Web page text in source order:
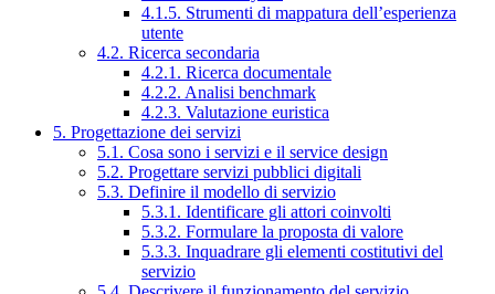
4.1.5. Strumenti di mappatura dell’esperienza
utente
4.2. Ricerca secondaria
4.2.1. Ricerca documentale
4.2.2. Analisi benchmark
4.2.3. Valutazione euristica
5. Progettazione dei servizi
5.1. Cosa sono i servizi e il service design
5.2. Progettare servizi pubblici digitali
5.3. Definire il modello di servizio
5.3.1. Identificare gli attori coinvolti
5.3.2. Formulare la proposta di valore
5.3.3. Inquadrare gli elementi costitutivi del
servizio